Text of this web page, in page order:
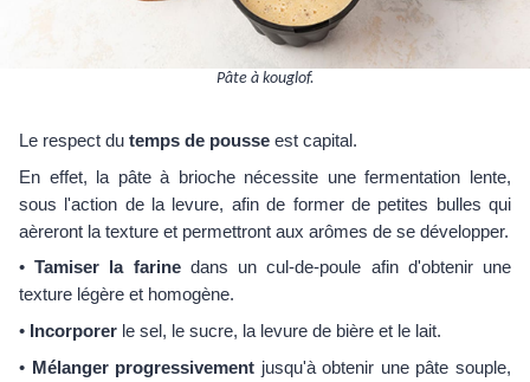
Pâte à kouglof.
Le respect du temps de pousse est capital.
En effet, la pâte à brioche nécessite une fermentation lente,
sous l'action de la levure, afin de former de petites bulles qui
aèreront la texture et permettront aux arômes de se développer.
•Tamiser la farinedans un cul-de-poule afin d'obtenir une
texture légère et homogène.
• Incorporer le sel, le sucre, la levure de bière et le lait.
• Mélanger progressivement jusqu'à obtenir une pâte souple,